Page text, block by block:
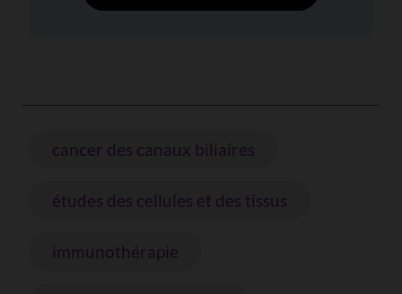
cancer des canaux biliaires
études des cellules et des tissus
immunothérapie